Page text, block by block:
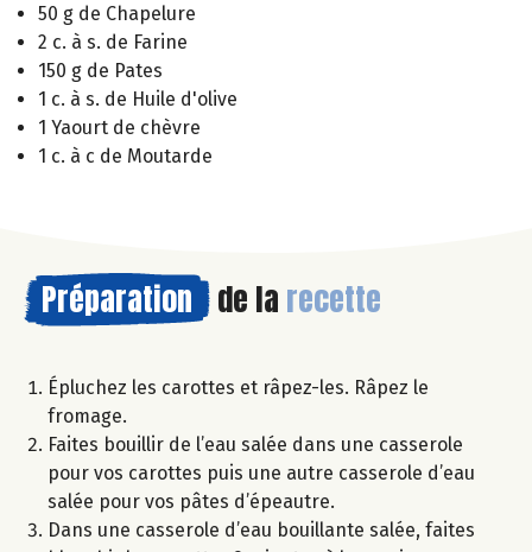
50 g de Chapelure
2 c. à s. de Farine
150 g de Pates
1 c. à s. de Huile d'olive
1 Yaourt de chèvre
1 c. à c de Moutarde
Préparation de la recette
Épluchez les carottes et râpez-les. Râpez le
fromage.
Faites bouillir de l’eau salée dans une casserole
pour vos carottes puis une autre casserole d’eau
salée pour vos pâtes d’épeautre.
Dans une casserole d’eau bouillante salée, faites